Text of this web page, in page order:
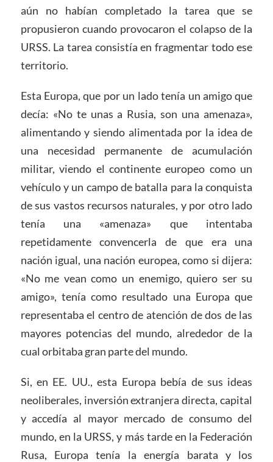
aún no habían completado la tarea que se
propusieron cuando provocaron el colapso de la
URSS. La tarea consistía en fragmentar todo ese
territorio.
Esta Europa, que por un lado tenía un amigo que
decía: «No te unas a Rusia, son una amenaza»,
alimentando y siendo alimentada por la idea de
una necesidad permanente de acumulación
militar, viendo el continente europeo como un
vehículo y un campo de batalla para la conquista
de sus vastos recursos naturales, y por otro lado
tenía una «amenaza» que intentaba
repetidamente convencerla de que era una
nación igual, una nación europea, como si dijera:
«No me vean como un enemigo, quiero ser su
amigo», tenía como resultado una Europa que
representaba el centro de atención de dos de las
mayores potencias del mundo, alrededor de la
cual orbitaba gran parte del mundo.
Si, en EE. UU., esta Europa bebía de sus ideas
neoliberales, inversión extranjera directa, capital
y accedía al mayor mercado de consumo del
mundo, en la URSS, y más tarde en la Federación
Rusa, Europa tenía la energía barata y los